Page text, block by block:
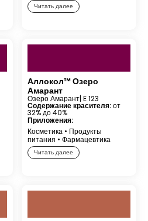
Читать далее
Аллокол™ Озеро
Амарант
Озеро Амарант| E 123
Содержание красителя:от
32% до 40%
Приложения:
Косметика• Продукты
питания • Фармацевтика
Читать далее